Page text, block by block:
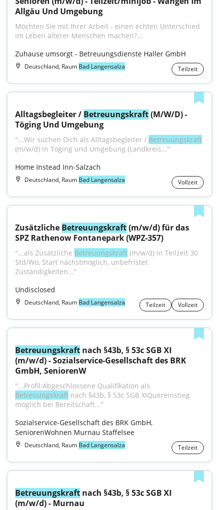
Allgäu Und Umgebung
Möchten Sie mit Ihrer Arbeit - einen echten Unterschied
im Leben älterer Menschen machen?...
Zuhause umsorgt - Betreuungsdienste Haller GmbH
Deutschland, Raum Bad Langensalza Teilzeit
Alltagsbegleiter / Betreuungskraft (M/W/D) -
Töging Und Umgebung
"...Wir suchen Dich als Alltagsbegleiter / Betreuungskraft
(m/w/d) in Töging und Umgebung (Landkreis..."
Home Instead Inn-Salzach
Deutschland, Raum Bad Langensalza Vollzeit
Zusätzliche Betreuungskraft (m/w/d) für das
SPZ Rathenow Fontanepark (WPZ-357)
"...als Zusätzliche Betreuungskraft (m/w/d) in Teilzeit 30
Std/Wo, Start nächstmöglich, unbefristet
Zuständigkeiten..."
Undisclosed
Deutschland, Raum Bad Langensalza Teilzeit Vollzeit
Betreuungskraft nach §43b, § 53c SGB XI
(m/w/d) - Sozialservice-Gesellschaft des BRK
GmbH, SeniorenW
Betreuungskraft nach §43b, § 53c SGB XIQuereinstieg
möglich bei Bereitschaft..."
Sozialservice-Gesellschaft des BRK GmbH,
SeniorenWohnen Murnau Staffelsee
Deutschland, Raum Bad Langensalza Teilzeit
Betreuungskraft nach §43b, § 53c SGB XI
(m/w/d) - Murnau